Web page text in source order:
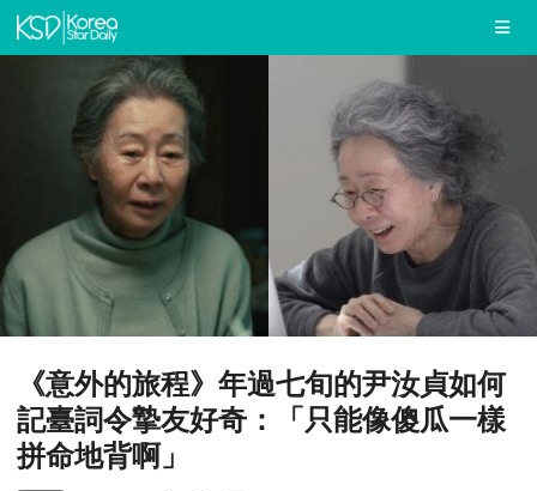
《意外的旅程》年過七旬的尹汝貞如何
記臺詞令摯友好奇：「只能像傻瓜一樣
拼命地背啊」